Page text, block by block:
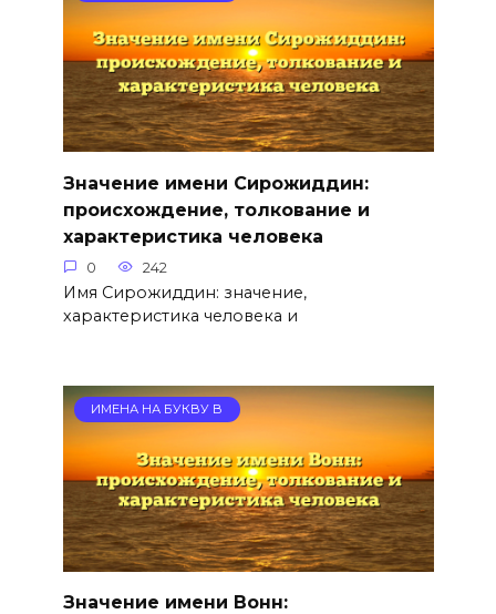
Значение имени Сирожиддин:
происхождение, толкование и
характеристика человека
0 242
Имя Сирожиддин: значение,
характеристика человека и
ИМЕНА НА БУКВУ В
Значение имени Вонн: